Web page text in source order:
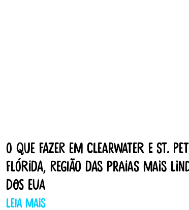
O que fazer em Clearwater e St.
Flórida, região das praias mais
dos EUA
Leia mais